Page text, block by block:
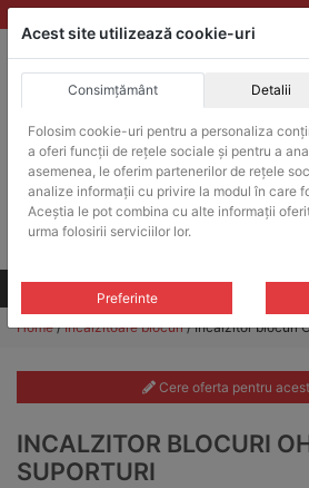
Skip
to
ACHIZITII PUBLICE
Produsele pot fi achizitionate si in
Products
search
Toate produsele
Home/Incalzitoare blocuri/ Incalzitor blocuri
Cere oferta pentru
INCALZITOR BLOCURI
SUPORTURI
Acest site utilizează cookie-uri
Consimțământ Detalii
Folosim cookie-uri pentru a personaliza
a oferi funcții de rețele sociale și pentru a
asemenea, le oferim partenerilor de rețele
analize informații cu privire la modul în care
Aceștia le pot combina cu alte informații
urma folosirii serviciilor lor.
Preferinte